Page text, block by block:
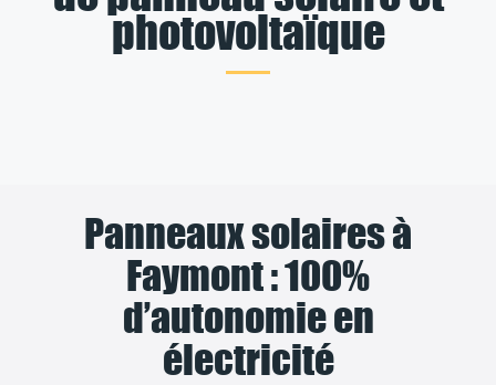
photovoltaïque
Panneaux solaires à
Faymont : 100%
d’autonomie en
électricité